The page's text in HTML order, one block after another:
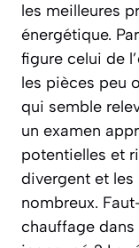
les meilleures
énergétique.
figure celui de
les pièces peu
qui semble
un examen
potentielles et
divergent et
nombreux.
chauffage dans